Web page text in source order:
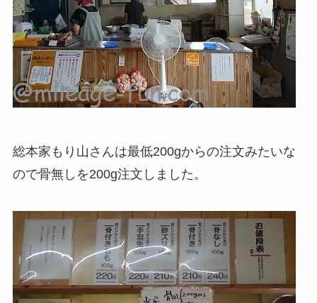
総本家もり山さんは最低200gからの注文みたいな
ので骨無しを200g注文しました。